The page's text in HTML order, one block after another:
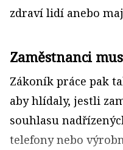
zdraví lidí anebo
Zaměstnanci
Zákoník práce pak
aby hlídaly, jestli
souhlasu
telefony nebo